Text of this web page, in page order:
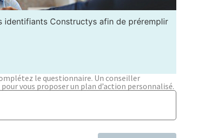
identifiants Constructys afin de préremplir
le questionnaire. Un conseiller
vous proposer un plan d’action personnalisé.